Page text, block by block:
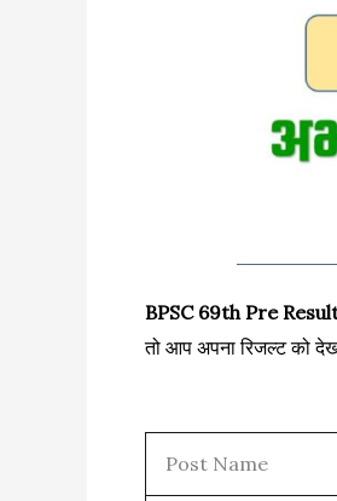
BPSC 69th Pre
तो आप अपना रिजल्ट को
Post Name